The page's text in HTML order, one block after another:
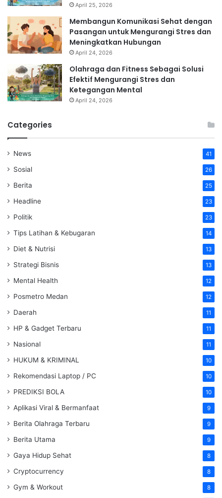
April 25, 2026
Membangun Komunikasi Sehat dengan
Pasangan untuk Mengurangi Stres dan
Meningkatkan Hubungan
April 24, 2026
Olahraga dan Fitness Sebagai Solusi
Efektif Mengurangi Stres dan
Ketegangan Mental
April 24, 2026
Categories
News 41
Sosial 26
Berita 25
Headline 23
Politik 23
Tips Latihan & Kebugaran 14
Diet & Nutrisi 13
Strategi Bisnis 13
Mental Health 12
Posmetro Medan 12
Daerah 11
HP & Gadget Terbaru 11
Nasional 11
HUKUM & KRIMINAL 10
Rekomendasi Laptop / PC 10
PREDIKSI BOLA 10
Aplikasi Viral & Bermanfaat 9
Berita Olahraga Terbaru 9
Berita Utama 9
Gaya Hidup Sehat 8
Cryptocurrency 8
Gym & Workout 8